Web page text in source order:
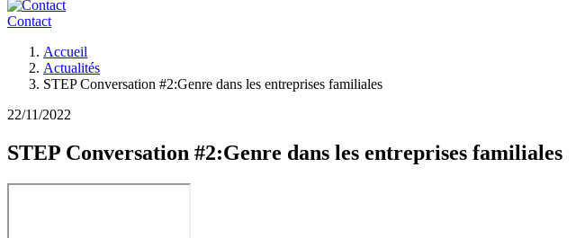
Contact
d'Ariane
Accueil
Actualités
STEP Conversation #2:Genre dans les entreprises familiales
22/11/2022
STEP Conversation #2:Genre dans les entreprises familiales